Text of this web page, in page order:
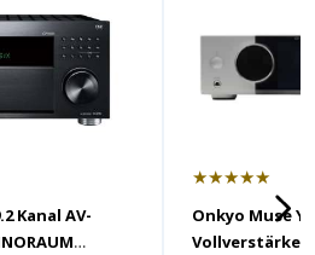
Kanal AV-
★★★★★
Onkyo Muse
Vollverstärker